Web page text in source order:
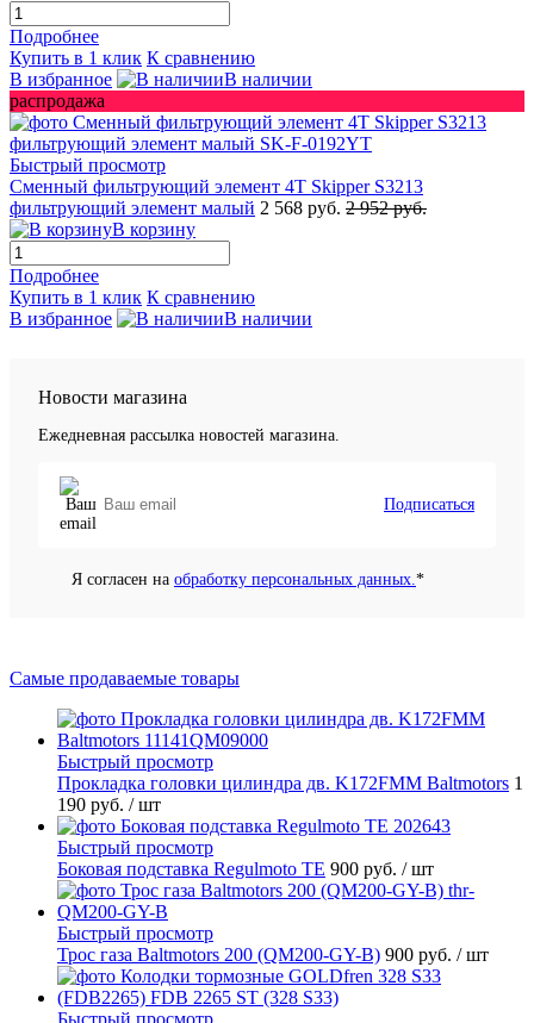
Подробнее
Купить в 1 клик К сравнению
В избранное
В наличии
распродажа
Быстрый просмотр
Сменный фильтрующий элемент 4T Skipper S3213
фильтрующий элемент малый 2 568 руб. 2 952 руб.
В корзину
Подробнее
Купить в 1 клик К сравнению
В избранное
В наличии
Новости магазина
Ежедневная рассылка новостей магазина.
Подписаться
Я согласен на обработку персональных данных. *
Самые продаваемые товары
Быстрый просмотр
Прокладка головки цилиндра дв. K172FMM Baltmotors 1
190 руб. / шт
Быстрый просмотр
Боковая подставка Regulmoto TE 900 руб. / шт
Быстрый просмотр
Трос газа Baltmotors 200 (QM200-GY-B) 900 руб. / шт
Быстрый просмотр